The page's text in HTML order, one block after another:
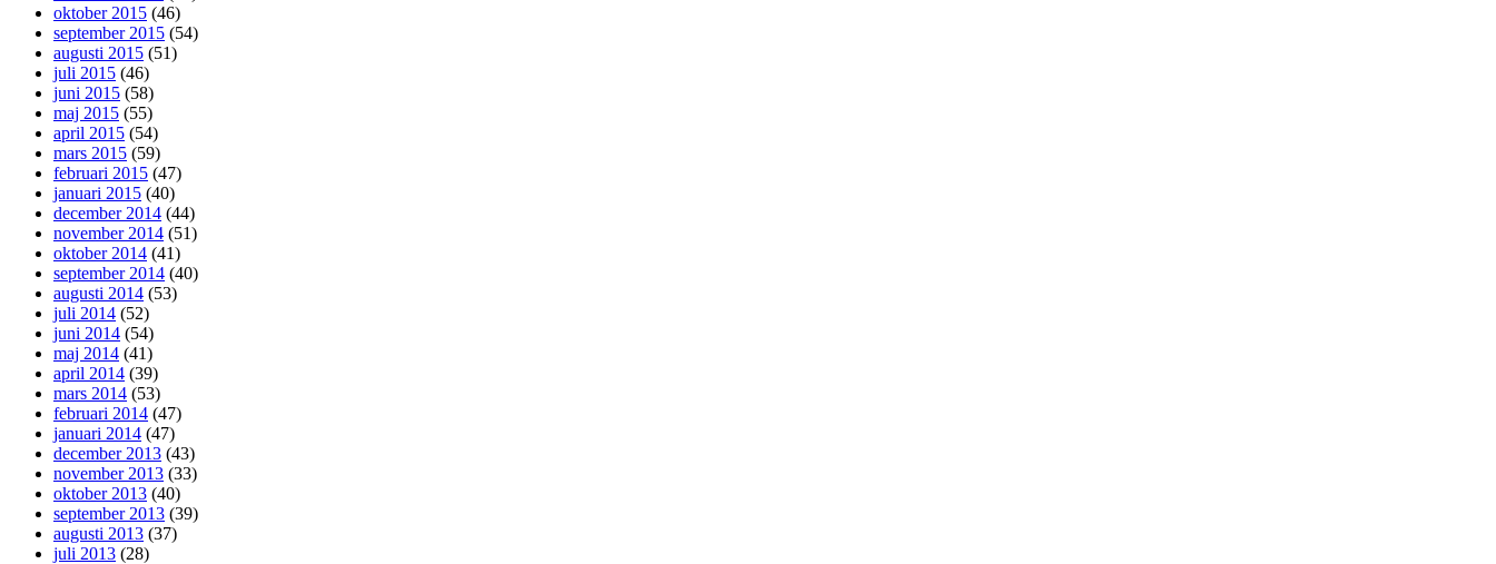
oktober 2015 (46)
september 2015 (54)
augusti 2015 (51)
juli 2015 (46)
juni 2015 (58)
maj 2015 (55)
april 2015 (54)
mars 2015 (59)
februari 2015 (47)
januari 2015 (40)
december 2014 (44)
november 2014 (51)
oktober 2014 (41)
september 2014 (40)
augusti 2014 (53)
juli 2014 (52)
juni 2014 (54)
maj 2014 (41)
april 2014 (39)
mars 2014 (53)
februari 2014 (47)
januari 2014 (47)
december 2013 (43)
november 2013 (33)
oktober 2013 (40)
september 2013 (39)
augusti 2013 (37)
juli 2013 (28)